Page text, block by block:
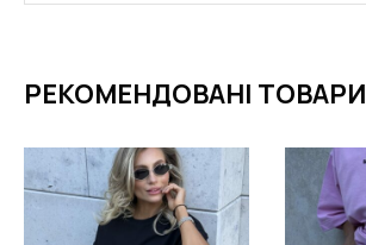
РЕКОМЕНДОВАНІ ТОВАРИ